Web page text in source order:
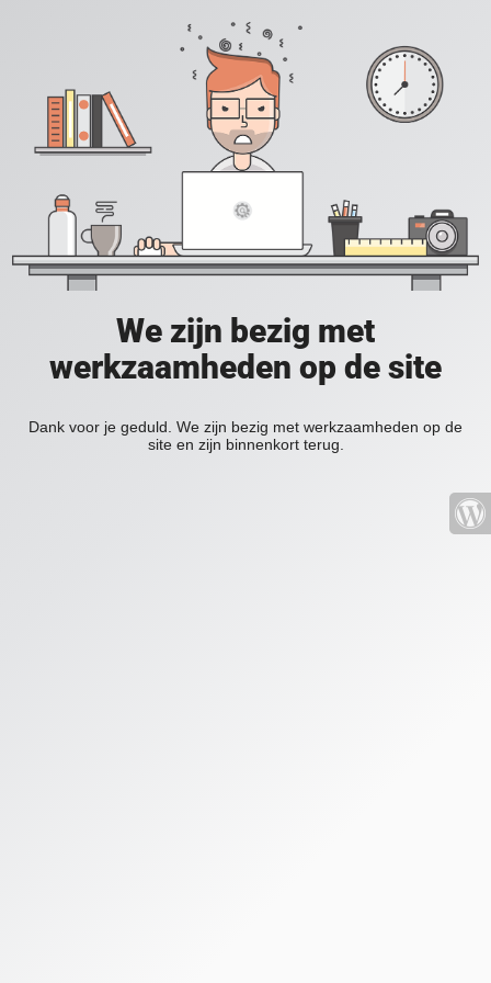
We zijn bezig met
werkzaamheden op de site
Dank voor je geduld. We zijn bezig met werkzaamheden op de
site en zijn binnenkort terug.